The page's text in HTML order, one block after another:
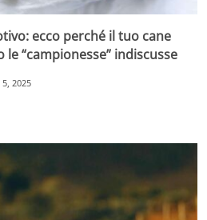
ecco perché il tuo cane
“campionesse” indiscusse
2025